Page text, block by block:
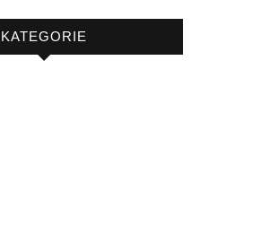
KATEGORIE